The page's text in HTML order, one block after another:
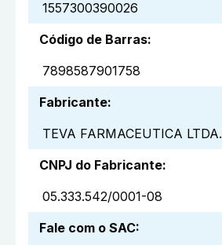
1557300390026
Código de Barras:
7898587901758
Fabricante:
TEVA FARMACEUTICA LTDA.
CNPJ do Fabricante:
05.333.542/0001-08
Fale com o SAC: